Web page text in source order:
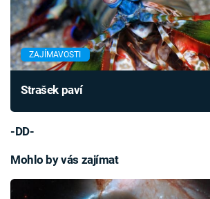
ZAJÍMAVOSTI
Strašek paví
-DD-
Mohlo by vás zajímat